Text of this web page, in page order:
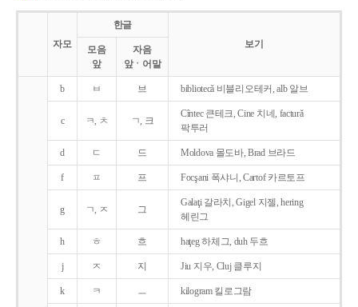
자모
한글
보기
모음
앞
자음
앞ㆍ어말
b ㅂ 브 bibliotecǎ 비블리오테커, alb 알브
c ㅋ, ㅊ ㄱ, 크
Cîntec 큰테크, Cine 치네, facturǎ
팍투러
d ㄷ 드 Moldova 몰도바, Brad 브라드
f ㅍ 프 Focşani 폭샤니, Cartof 카르토프
g ㄱ, ㅈ 그
Galaţi 갈라치, Gigel 지젤, hering
헤린그
h ㅎ 흐 haţeg 하체그, duh 두흐
j ㅈ 지 Jiu 지우, Cluj 클루지
k ㅋ ㅡ kilogram 킬로그람